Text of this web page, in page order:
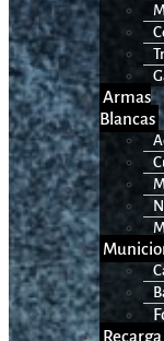
Armas
Blancas
Recarga